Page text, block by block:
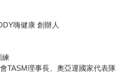
嗨健康 創辦人
練
TASM理事長、奧亞運國家代表隊